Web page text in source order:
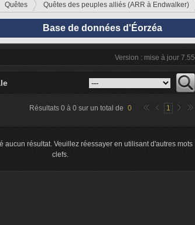
Quêtes Quêtes des peuples alliés (ARR à Endwalker)
Base de données d'Éorzéa
Version : mise à jour 7.55
Résultats 0 à 0 sur un total de 0 1
aucun résultat. Veuillez réessayer en utilisant d'autres mots
clefs.